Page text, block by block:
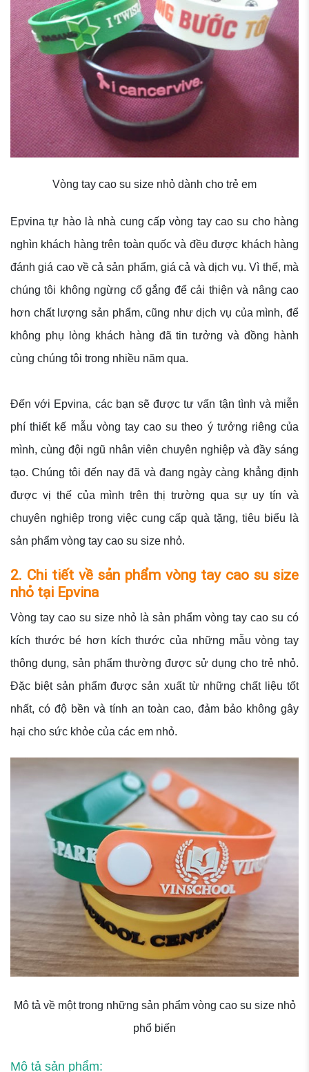
Vòng tay cao su size nhỏ dành cho trẻ em
Epvina tự hào là nhà cung cấp vòng tay cao su cho hàng
nghìn khách hàng trên toàn quốc và đều được khách hàng
đánh giá cao về cả sản phẩm, giá cả và dịch vụ. Vì thế, mà
chúng tôi không ngừng cố gắng để cải thiện và nâng cao
hơn chất lượng sản phẩm, cũng như dịch vụ của mình, để
không phụ lòng khách hàng đã tin tưởng và đồng hành
cùng chúng tôi trong nhiều năm qua.
Đến với Epvina, các bạn sẽ được tư vấn tận tình và miễn
phí thiết kế mẫu vòng tay cao su theo ý tưởng riêng của
mình, cùng đội ngũ nhân viên chuyên nghiệp và đầy sáng
tạo. Chúng tôi đến nay đã và đang ngày càng khẳng định
được vị thế của mình trên thị trường qua sự uy tín và
chuyên nghiệp trong việc cung cấp quà tặng, tiêu biểu là
sản phẩm vòng tay cao su size nhỏ.
2. Chi tiết về sản phẩm vòng tay cao su size
nhỏ tại Epvina
Vòng tay cao su size nhỏ là sản phẩm vòng tay cao su có
kích thước bé hơn kích thước của những mẫu vòng tay
thông dụng, sản phẩm thường được sử dụng cho trẻ nhỏ.
Đặc biệt sản phẩm được sản xuất từ những chất liệu tốt
nhất, có độ bền và tính an toàn cao, đảm bảo không gây
hại cho sức khỏe của các em nhỏ.
Mô tả về một trong những sản phẩm vòng cao su size nhỏ
phổ biến
Mô tả sản phẩm: